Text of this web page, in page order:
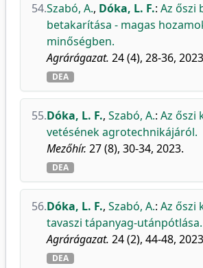
54.Szabó, A., Dóka, L. F.: Az őszi
betakarítása - magas
minőségben.
Agrárágazat. 24 (4), 28-36,
DEA
55.Dóka, L. F., Szabó, A.: Az őszi
vetésének agrotechnikájáról.
Mezőhír. 27 (8), 30-34, 2023.
DEA
56.Dóka, L. F., Szabó, A.: Az őszi
tavaszi tápanyag-utánpótlása.
Agrárágazat. 24 (2), 44-48,
DEA